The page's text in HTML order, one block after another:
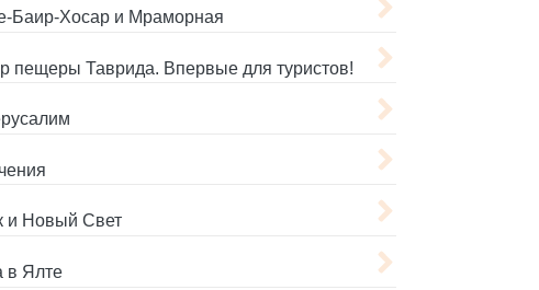
Баир-Хосар и Мраморная
пещеры Таврида. Впервые для туристов!
и Новый Свет
в Ялте